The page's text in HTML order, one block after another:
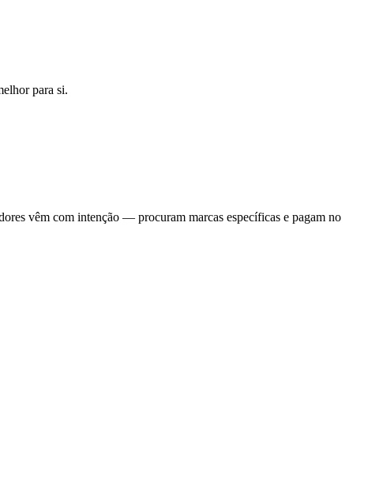
para si.
vêm com intenção — procuram marcas específicas e pagam no